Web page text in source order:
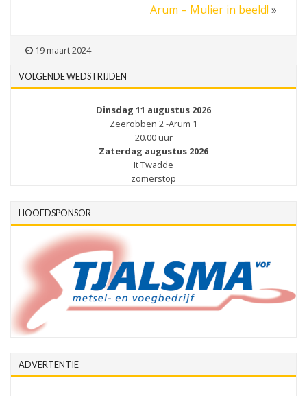
Arum – Mulier in beeld! »
19 maart 2024
VOLGENDE WEDSTRIJDEN
Dinsdag 11 augustus 2026
Zeerobben 2 -Arum 1
20.00 uur
Zaterdag augustus 2026
It Twadde
zomerstop
HOOFDSPONSOR
ADVERTENTIE